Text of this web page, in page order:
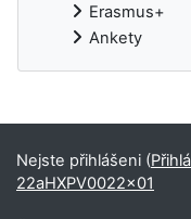
Erasmus+
Ankety
Doplňkové
Nejste přihlášeni (
22aHXPV0022x01